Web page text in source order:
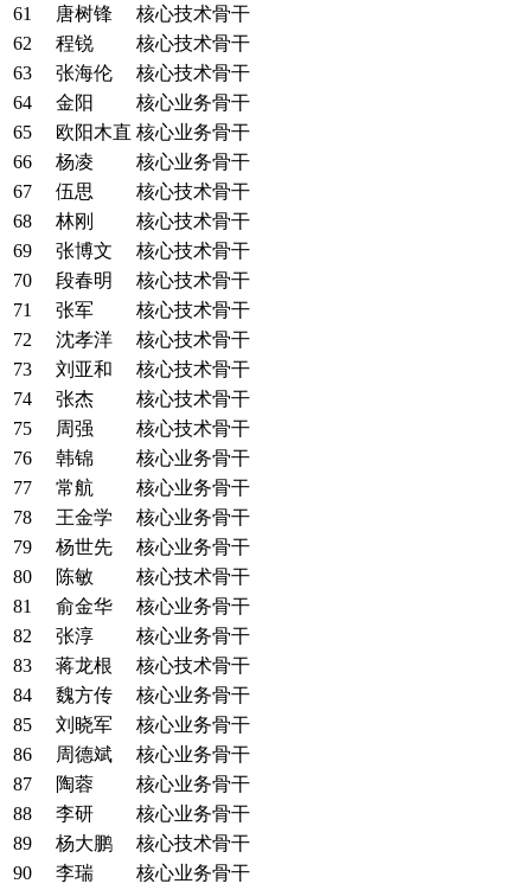
61
唐树锋
核心技术骨干
62
程锐
核心技术骨干
63
张海伦
核心技术骨干
64
金阳
核心业务骨干
65
欧阳木直 核心业务骨干
66
杨凌
核心业务骨干
67
伍思
核心技术骨干
68
林刚
核心技术骨干
69
张博文
核心技术骨干
70
段春明
核心技术骨干
71
张军
核心技术骨干
72
沈孝洋
核心技术骨干
73
刘亚和
核心技术骨干
74
张杰
核心技术骨干
75
周强
核心技术骨干
76
韩锦
核心业务骨干
77
常航
核心业务骨干
78
王金学
核心业务骨干
79
杨世先
核心业务骨干
80
陈敏
核心技术骨干
81
俞金华
核心业务骨干
82
张淳
核心业务骨干
83
蒋龙根
核心技术骨干
84
魏方传
核心业务骨干
85
刘晓军
核心业务骨干
86
周德斌
核心业务骨干
87
陶蓉
核心业务骨干
88
李研
核心业务骨干
89
杨大鹏
核心技术骨干
90
李瑞
核心业务骨干